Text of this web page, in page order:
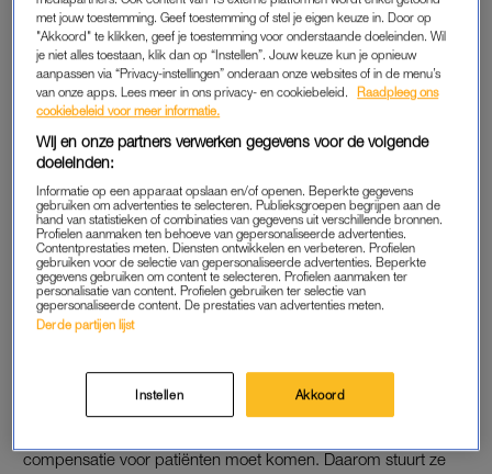
chronische vermoeidheid waarmee het gepaard gaat. Ook is
haar hart aangetast door de ziekte. Dit zorgde ervoor dat het in
september kantje boord was toen haar hart plots nog maar
minimaal klopte. Inmiddels heeft Michelle zowel een
pacemaker als een nieuwe hartklep, en probeert ze ondanks
alles optimistisch te blijven: “Ik stop het weg of lach het weg,
om het zo min mogelijk te voelen.”
Lees ook
Marloes (35) heeft Q-koorts: ‘Mijn hoofd is 35 maar lijf
70’
Michelle’s moeder, Marianne Geelen, vindt dat de overheid Q-
koorts-patiënten laat stikken. Zo vindt ze dat de voorlichting
compensatie voor patiënten moet komen. Daarom stuurt ze
met jouw toestemming. Geef toestemming of stel je eigen keuze in. Door op
"Akkoord" te klikken, geef je toestemming voor onderstaande doeleinden. Wil
je niet alles toestaan, klik dan op “Instellen”. Jouw keuze kun je opnieuw
aanpassen via “Privacy-instellingen” onderaan onze websites of in de menu’s
van onze apps. Lees meer in ons privacy- en cookiebeleid.
Raadpleeg ons
cookiebeleid voor meer informatie.
Wij en onze partners verwerken gegevens voor de volgende
doeleinden:
Informatie op een apparaat opslaan en/of openen. Beperkte gegevens
gebruiken om advertenties te selecteren. Publieksgroepen begrijpen aan de
hand van statistieken of combinaties van gegevens uit verschillende bronnen.
Profielen aanmaken ten behoeve van gepersonaliseerde advertenties.
Contentprestaties meten. Diensten ontwikkelen en verbeteren. Profielen
gebruiken voor de selectie van gepersonaliseerde advertenties. Beperkte
gegevens gebruiken om content te selecteren. Profielen aanmaken ter
personalisatie van content. Profielen gebruiken ter selectie van
gepersonaliseerde content. De prestaties van advertenties meten.
Derde partijen lijst
Instellen Akkoord